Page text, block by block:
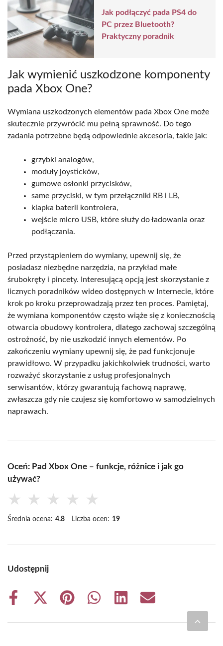
Jak podłączyć pada PS4 do
PC przez Bluetooth?
Praktyczny poradnik
Jak wymienić uszkodzone komponenty
pada Xbox One?
Wymiana uszkodzonych elementów pada Xbox One może
skutecznie przywrócić mu pełną sprawność. Do tego
zadania potrzebne będą odpowiednie akcesoria, takie jak:
grzybki analogów,
moduły joysticków,
gumowe osłonki przycisków,
same przyciski, w tym przełączniki RB i LB,
klapka baterii kontrolera,
wejście micro USB, które służy do ładowania oraz
podłączania.
Przed przystąpieniem do wymiany, upewnij się, że
posiadasz niezbędne narzędzia, na przykład małe
śrubokręty i pincety. Interesującą opcją jest skorzystanie z
licznych poradników wideo dostępnych w Internecie, które
krok po kroku przeprowadzają przez ten proces. Pamiętaj,
że wymiana komponentów często wiąże się z koniecznością
otwarcia obudowy kontrolera, dlatego zachowaj szczególną
ostrożność, by nie uszkodzić innych elementów. Po
zakończeniu wymiany upewnij się, że pad funkcjonuje
prawidłowo. W przypadku jakichkolwiek trudności, warto
rozważyć skorzystanie z usług profesjonalnych
serwisantów, którzy gwarantują fachową naprawę,
zwłaszcza gdy nie czujesz się komfortowo w samodzielnych
naprawach.
Oceń: Pad Xbox One – funkcje, różnice i jak go
używać?
★ ★ ★ ★ ★
Średnia ocena: 4.8 Liczba ocen: 19
Udostępnij
Share
Share
(Twitter)
Share
Share
Share
Share